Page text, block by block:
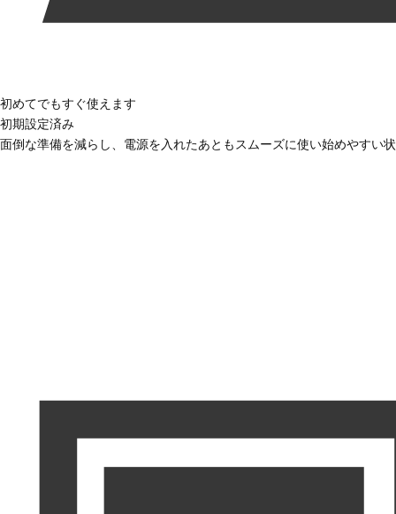
初めてでもすぐ使えます
初期設定済み
面倒な準備を減らし、電源を入れたあともスムーズに使い始めやすい